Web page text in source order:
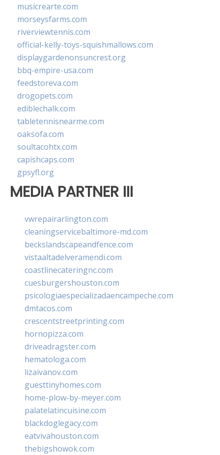
musicrearte.com
morseysfarms.com
riverviewtennis.com
official-kelly-toys-squishmallows.com
displaygardenonsuncrest.org
bbq-empire-usa.com
feedstoreva.com
drogopets.com
ediblechalk.com
tabletennisnearme.com
oaksofa.com
soultacohtx.com
capishcaps.com
gpsyfl.org
MEDIA PARTNER III
vwrepairarlington.com
cleaningservicebaltimore-md.com
beckslandscapeandfence.com
vistaaltadelveramendi.com
coastlinecateringnc.com
cuesburgershouston.com
psicologiaespecializadaencampeche.com
dmtacos.com
crescentstreetprinting.com
hornopizza.com
driveadragster.com
hematologa.com
lizaivanov.com
guesttinyhomes.com
home-plow-by-meyer.com
palatelatincuisine.com
blackdoglegacy.com
eatvivahouston.com
thebigshowok.com